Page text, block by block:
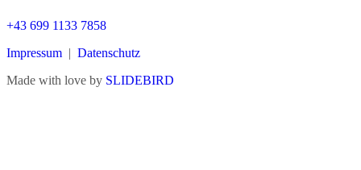
+43 699 1133 7858
Impressum | Datenschutz
Made with love by SLIDEBIRD